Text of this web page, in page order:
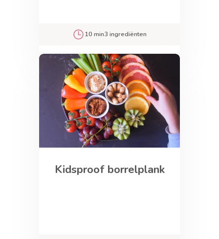
10 min3 ingrediënten
Kidsproof borrelplank